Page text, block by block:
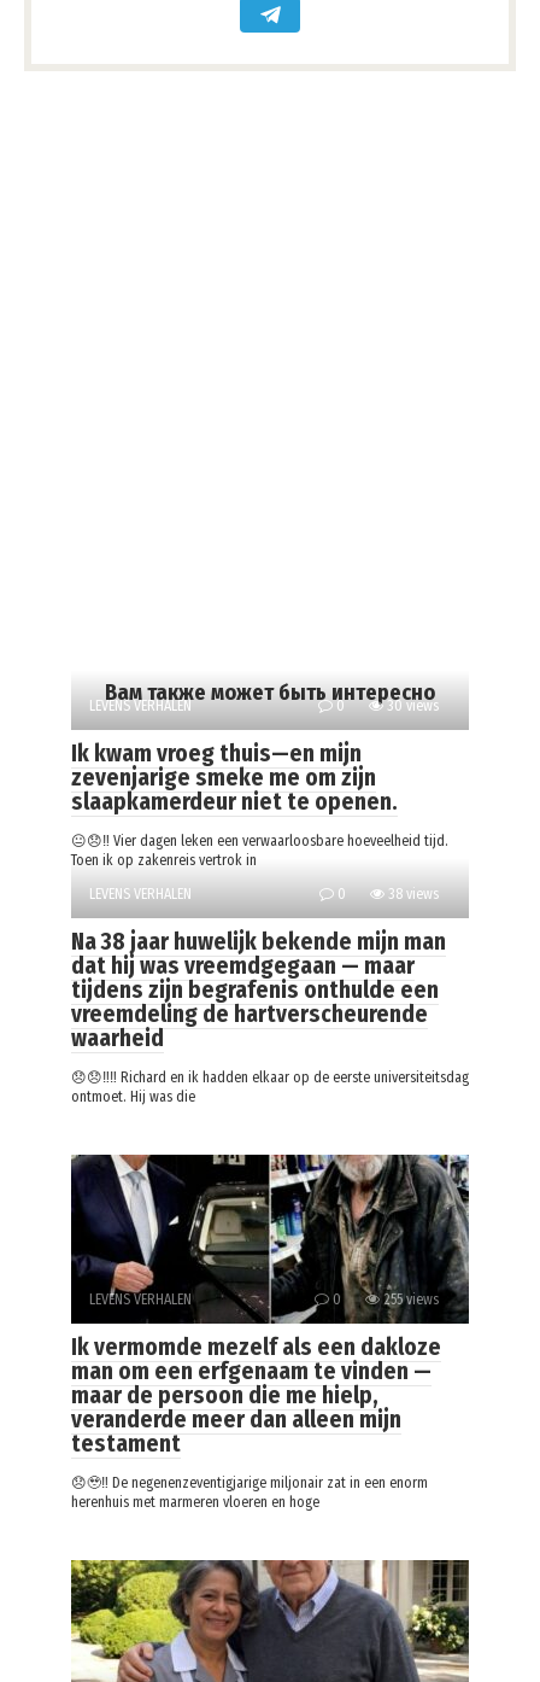
Вам также может быть интересно
LEVENS VERHALEN 0 30 views
Ik kwam vroeg thuis—en mijn
zevenjarige smeke me om zijn
slaapkamerdeur niet te openen.
😐😞‼️ Vier dagen leken een verwaarloosbare hoeveelheid tijd.
Toen ik op zakenreis vertrok in
LEVENS VERHALEN
0 38 views
Na 38 jaar huwelijk bekende mijn man
dat hij was vreemdgegaan — maar
tijdens zijn begrafenis onthulde een
vreemdeling de hartverscheurende
waarheid
😞😞‼️‼️ Richard en ik hadden elkaar op de eerste universiteitsdag
ontmoet. Hij was die
LEVENS VERHALEN 0 255 views
Ik vermomde mezelf als een dakloze
man om een erfgenaam te vinden —
maar de persoon die me hielp,
veranderde meer dan alleen mijn
testament
😞🥹‼️ De negenenzeventigjarige miljonair zat in een enorm
herenhuis met marmeren vloeren en hoge